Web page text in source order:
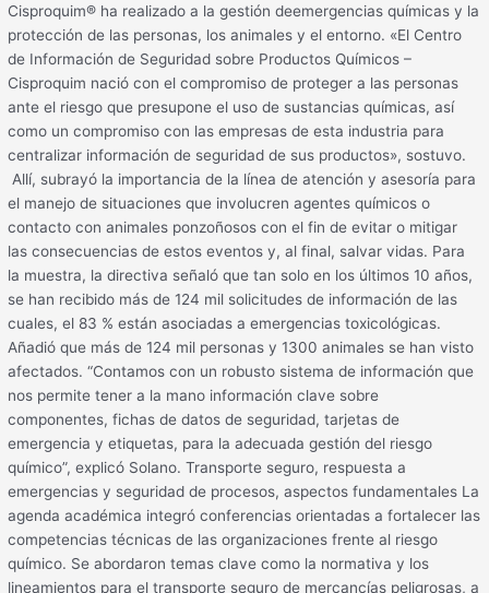
Cisproquim® ha realizado a la gestión deemergencias químicas y la
protección de las personas, los animales y el entorno. «El Centro
de Información de Seguridad sobre Productos Químicos –
Cisproquim nació con el compromiso de proteger a las personas
ante el riesgo que presupone el uso de sustancias químicas, así
como un compromiso con las empresas de esta industria para
centralizar información de seguridad de sus productos», sostuvo.
Allí, subrayó la importancia de la línea de atención y asesoría para
el manejo de situaciones que involucren agentes químicos o
contacto con animales ponzoñosos con el fin de evitar o mitigar
las consecuencias de estos eventos y, al final, salvar vidas. Para
la muestra, la directiva señaló que tan solo en los últimos 10 años,
se han recibido más de 124 mil solicitudes de información de las
cuales, el 83 % están asociadas a emergencias toxicológicas.
Añadió que más de 124 mil personas y 1300 animales se han visto
afectados. “Contamos con un robusto sistema de información que
nos permite tener a la mano información clave sobre
componentes, fichas de datos de seguridad, tarjetas de
emergencia y etiquetas, para la adecuada gestión del riesgo
químico”, explicó Solano. Transporte seguro, respuesta a
emergencias y seguridad de procesos, aspectos fundamentales La
agenda académica integró conferencias orientadas a fortalecer las
competencias técnicas de las organizaciones frente al riesgo
químico. Se abordaron temas clave como la normativa y los
lineamientos para el transporte seguro de mercancías peligrosas, a